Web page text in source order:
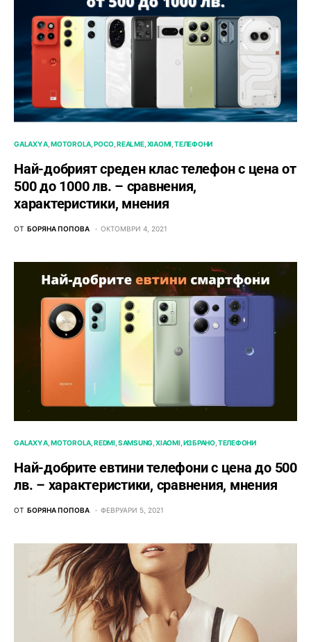
GALAXY A MOTOROLA POCO REALME XIAOMI ТЕЛЕФОНИ
Най-добрият среден клас телефон с цена от
500 до 1000 лв. – сравнения,
характеристики, мнения
ОТ БОРЯНА ПОПОВА ОКТОМВРИ 4, 2021
GALAXY A MOTOROLA REDMI SAMSUNG XIAOMI ИЗБРАНО ТЕЛЕФОНИ
Най-добрите евтини телефони с ценa до 500
лв. – характeристики, сравнения, мнения
ОТ БОРЯНА ПОПОВА ФЕВРУАРИ 5, 2021